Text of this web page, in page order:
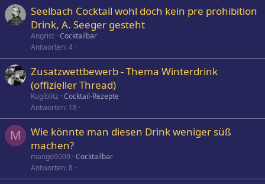
Seelbach Cocktail wohl doch kein pre prohibition
Drink, A. Seeger gesteht
Angrist Cocktailbar
Antworten 4
Zusatzwettbewerb - Thema Winterdrink
(offizieller Thread)
Kuglblitz Cocktail-Rezepte
Antworten 18
M
Wie könnte man diesen Drink weniger süß
machen?
mango9000 Cocktailbar
Antworten 8